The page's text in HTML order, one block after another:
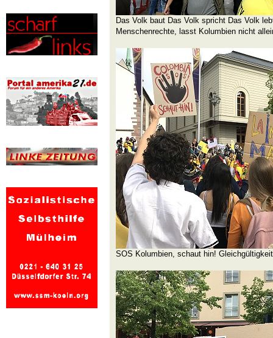
Das Volk baut Das Volk spricht Das Volk
Menschenrechte, lasst Kolumbien nicht
SOS Kolumbien, schaut hin!